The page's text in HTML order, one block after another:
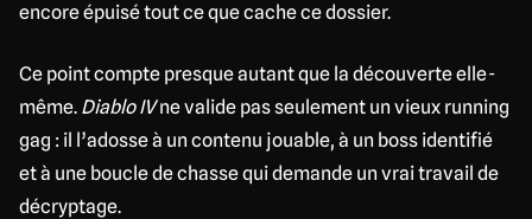
encore épuisé tout ce que cache ce dossier.
Ce point compte presque autant que la découverte elle-
même. Diablo IVne valide pas seulement un vieux running
gag : il l’adosse à un contenu jouable, à un boss identifié
et à une boucle de chasse qui demande un vrai travail de
décryptage.